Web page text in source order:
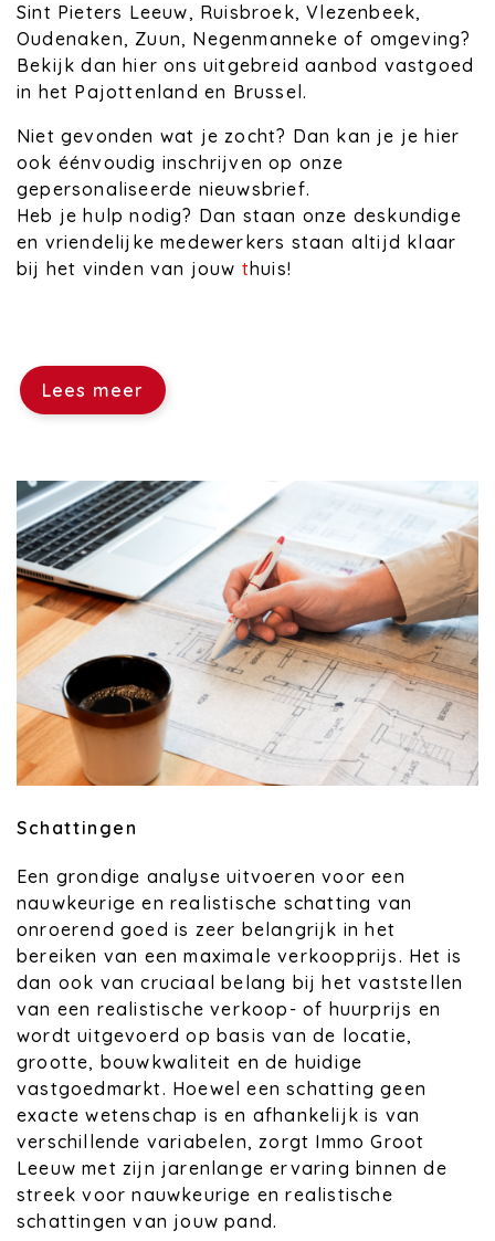
Sint Pieters Leeuw, Ruisbroek, Vlezenbeek,
Oudenaken, Zuun, Negenmanneke of omgeving?
Bekijk dan hier ons uitgebreid aanbod vastgoed
in het Pajottenland en Brussel.
Niet gevonden wat je zocht? Dan kan je je hier
ook éénvoudig inschrijven op onze
gepersonaliseerde nieuwsbrief.
Heb je hulp nodig? Dan staan onze deskundige
en vriendelijke medewerkers staan altijd klaar
bij het vinden van jouw thuis!
Lees meer
Schattingen
Een grondige analyse uitvoeren voor een
nauwkeurige en realistische schatting van
onroerend goed is zeer belangrijk in het
bereiken van een maximale verkoopprijs. Het is
dan ook van cruciaal belang bij het vaststellen
van een realistische verkoop- of huurprijs en
wordt uitgevoerd op basis van de locatie,
grootte, bouwkwaliteit en de huidige
vastgoedmarkt. Hoewel een schatting geen
exacte wetenschap is en afhankelijk is van
verschillende variabelen, zorgt Immo Groot
Leeuw met zijn jarenlange ervaring binnen de
streek voor nauwkeurige en realistische
schattingen van jouw pand.